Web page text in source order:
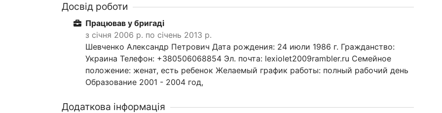
Досвід роботи
Працював у бригаді
з січня 2006 р. по січень 2013 р.
Шевченко Александр Петрович Дата рождения: 24 июли 1986 г. Гражданство:
Украина Телефон: +380506068854 Эл. почта: lexiolet2009rambler.ru Семейное
положение: женат, есть ребенок Желаемый график работы: полный рабочий день
Образование 2001 - 2004 год,
Додаткова інформація